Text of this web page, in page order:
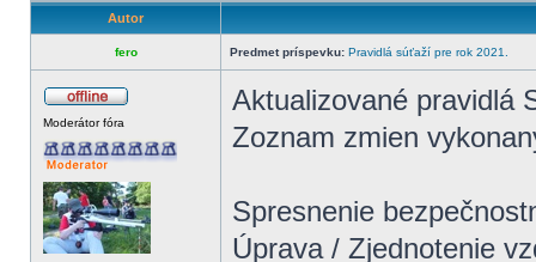
Autor
fero Predmet príspevku: Pravidlá súťaží pre rok 2021.
Moderátor fóra
Aktualizované pravidlá
Zoznam zmien
Spresnenie
Úprava / Zjednotenie